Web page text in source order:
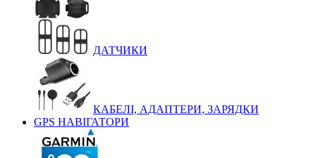
ДАТЧИКИ
КАБЕЛІ, АДАПТЕРИ, ЗАРЯДКИ
GPS НАВІГАТОРИ